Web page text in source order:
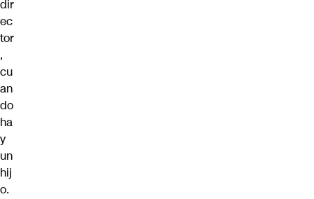
dir
ec
tor
,
cu
an
do
ha
y
un
hij
o.